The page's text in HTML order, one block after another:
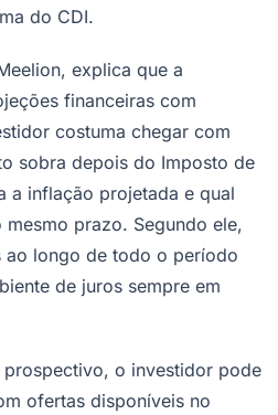
do CDI.
explica que a
financeiras com
costuma chegar com
sobra depois do Imposto de
a inflação projetada e qual
prazo. Segundo ele,
ao longo de todo o período
de juros sempre em
o investidor pode
ofertas disponíveis no